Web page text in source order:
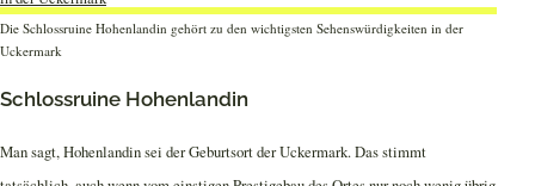
Die Schlossruine Hohenlandin gehört zu den wichtigsten Sehenswürdigkeiten in der
Uckermark
Schlossruine Hohenlandin
Man sagt, Hohenlandin sei der Geburtsort der Uckermark. Das stimmt